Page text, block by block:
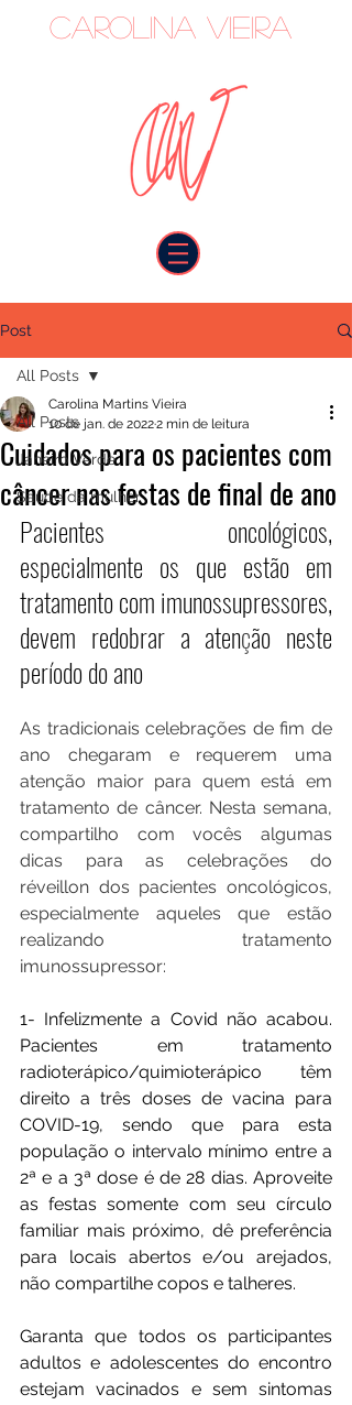
Carolina Vieira
Post
All Posts
Janeiro Verde
Saúde da mulher
All Posts
Cuidados para os pacientes com
câncer nas festas de final de ano
Carolina Martins Vieira
10 de jan. de 20222 min de leitura
Pacientes oncológicos,
especialmente os que estão em
tratamento com imunossupressores,
devem redobrar a atenção neste
período do ano
As tradicionais celebrações de fim de
ano chegaram e requerem uma
atenção maior para quem está em
tratamento de câncer. Nesta semana,
compartilho com vocês algumas
dicas para as celebrações do
réveillon dos pacientes oncológicos,
especialmente aqueles que estão
realizando tratamento
imunossupressor:
1- Infelizmente a Covid não acabou.
Pacientes em tratamento
radioterápico/quimioterápico têm
direito a três doses de vacina para
COVID-19, sendo que para esta
população o intervalo mínimo entre a
2ª e a 3ª dose é de 28 dias. Aproveite
as festas somente com seu círculo
familiar mais próximo, dê preferência
para locais abertos e/ou arejados,
não compartilhe copos e talheres.
Garanta que todos os participantes
adultos e adolescentes do encontro
estejam vacinados e sem sintomas